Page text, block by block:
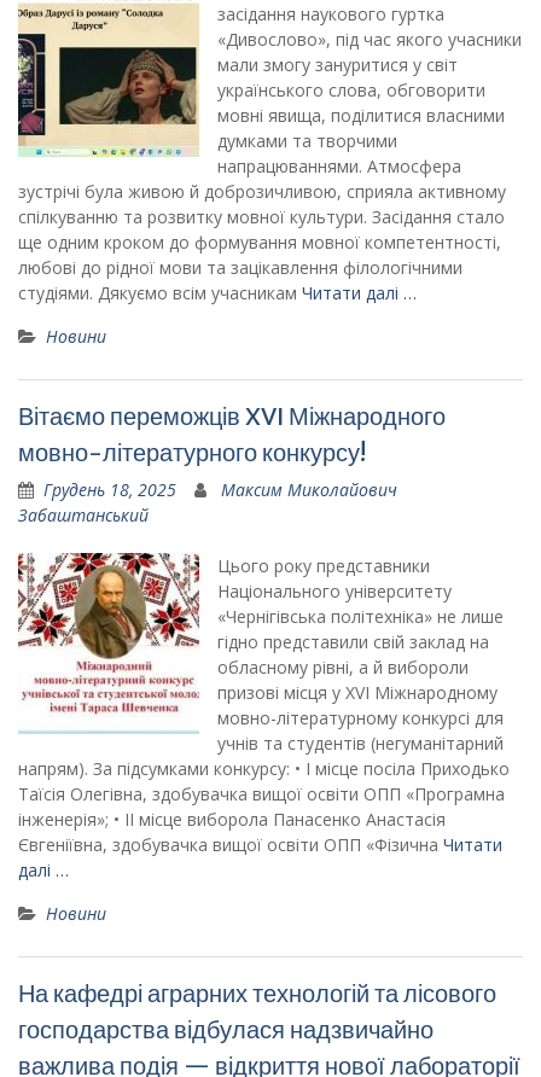
засідання наукового гуртка
«Дивослово», під час якого учасники
мали змогу зануритися у світ
українського слова, обговорити
мовні явища, поділитися власними
думками та творчими
напрацюваннями. Атмосфера
зустрічі була живою й доброзичливою, сприяла активному
спілкуванню та розвитку мовної культури. Засідання стало
ще одним кроком до формування мовної компетентності,
любові до рідної мови та зацікавлення філологічними
студіями. Дякуємо всім учасникам Читати далі …
Новини
Вітаємо переможців XVI Міжнародного
мовно-літературного конкурсу!
Грудень 18, 2025
Максим Миколайович
Забаштанський
Цього року представники
Національного університету
«Чернігівська політехніка» не лише
гідно представили свій заклад на
обласному рівні, а й вибороли
призові місця у XVI Міжнародному
мовно-літературному конкурсі для
учнів та студентів (негуманітарний
напрям). За підсумками конкурсу: • І місце посіла Приходько
Таїсія Олегівна, здобувачка вищої освіти ОПП «Програмна
інженерія»; • ІІ місце виборола Панасенко Анастасія
Євгеніївна, здобувачка вищої освіти ОПП «Фізична Читати
далі …
Новини
На кафедрі аграрних технологій та лісового
господарства відбулася надзвичайно
важлива подія — відкриття нової лабораторії